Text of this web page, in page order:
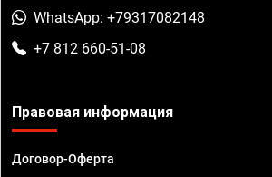
WhatsApp: +79317082148
+7 812 660-51-08
Правовая информация
Договор-Оферта